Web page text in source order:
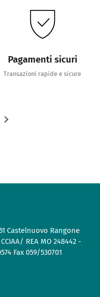
Pagamenti sicuri
Transazioni rapide e sicure
Castelnuovo Rangone
REA MO 248442 -
Fax 059/530701